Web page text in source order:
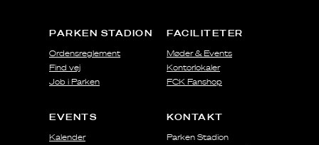
PARKEN STADION
Ordensreglement
Find vej
Job i Parken
FACILITETER
Møder & Events
Kontorlokaler
FCK Fanshop
EVENTS
Kalender
KONTAKT
Parken Stadion